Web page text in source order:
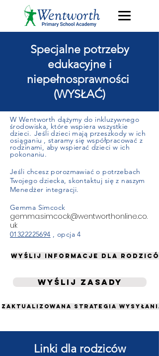
Specjalne potrzeby
edukacyjne i
niepełnosprawności
(WYSŁAĆ)
W Wentworth dążymy do inkluzywnego
środowiska, które wspiera wszystkie
dzieci. Jeśli dzieci mają przeszkody w ich
osiąganiu , staramy się współpracować z
rodzinami, aby wspierać dzieci w ich
pokonaniu.
Jeśli chcesz porozmawiać o potrzebach
Twojego dziecka, skontaktuj się z naszym
Menedżer integracji.
Gemma Simcock
gemma.simcock@wentworthonline.co.
uk
01322225694 , opcja 4
WYŚLIJ informacje dla
WYŚLIJ zasady
Zaktualizowana strategia wysyłania
Linki dla rodziców